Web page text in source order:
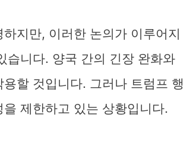
지만, 이러한 논의가 이루어지
습니다. 양국 간의 긴장 완화와
할 것입니다. 그러나 트럼프 행
제한하고 있는 상황입니다.